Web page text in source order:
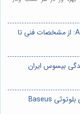
⭐️ راهنمای جامع خرید گیربکس AUMA: از مشخصات فنی تا
بیسوس ایران
⭐️ راهنمای جامع: خرید عمده هندزفری بلوتوثی Baseus